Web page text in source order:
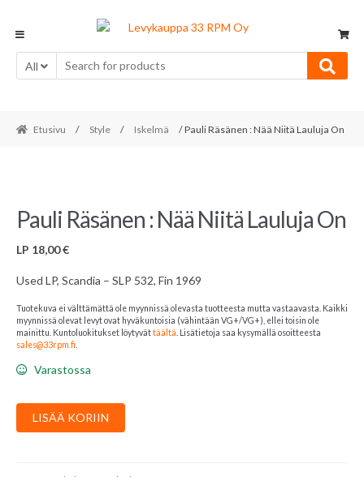
navigation
content
All
Etusivu / Style / Iskelmä / Pauli Räsänen : Nää Niitä Lauluja On
Pauli Räsänen : Nää Niitä Lauluja On
LP 18,00€
Used LP, Scandia – SLP 532, Fin 1969
Tuotekuva ei välttämättä ole myynnissä olevasta tuotteesta mutta vastaavasta. Kaikki
myynnissä olevat levyt ovat hyväkuntoisia (vähintään VG+/VG+), ellei toisin ole
mainittu. Kuntoluokitukset löytyvättäältä . Lisätietoja saa kysymällä osoitteesta
sales@33rpm.fi
Varastossa
Pauli
Räsänen
LISÄÄ KORIIN